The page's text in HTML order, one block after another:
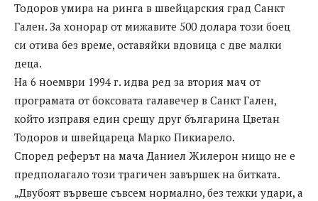
Тодоров умира на ринга в швейцарския град Санкт
Гален. За хонорар от мижавите 500 долара този боец
си отива без време, оставяйки вдовица с две малки
деца.
На 6 ноември 1994 г. идва ред за втория мач от
програмата от боксовата галавечер в Санкт Гален,
който изправя един срещу друг българина Цветан
Тодоров и швейцареца Марко Пикиарело.
Според реферът на мача Даниел Жилерон нищо не е
предполагало този трагичен завършек на битката.
„Двубоят вървеше съвсем нормално, без тежки удари, а